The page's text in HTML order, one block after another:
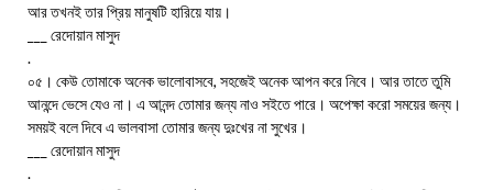
আর তখনই তার প্রিয় মানুষটি হারিয়ে যায়।
___ রেদোয়ান মাসুদ
.
০৫। কেউ তোমাকে অনেক ভালোবাসবে, সহজেই অনেক আপন করে নিবে। আর তাতে তুমি
আনন্দে ভেসে যেও না। এ আনন্দ তোমার জন্য নাও সইতে পারে। অপেক্ষা করো সময়ের জন্য।
সময়ই বলে দিবে এ ভালবাসা তোমার জন্য দুঃখের না সুখের।
___ রেদোয়ান মাসুদ
.